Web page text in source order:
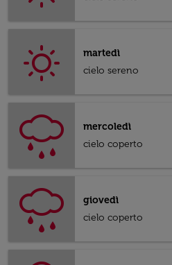
martedì
cielo sereno
mercoledì
cielo coperto
giovedì
cielo coperto